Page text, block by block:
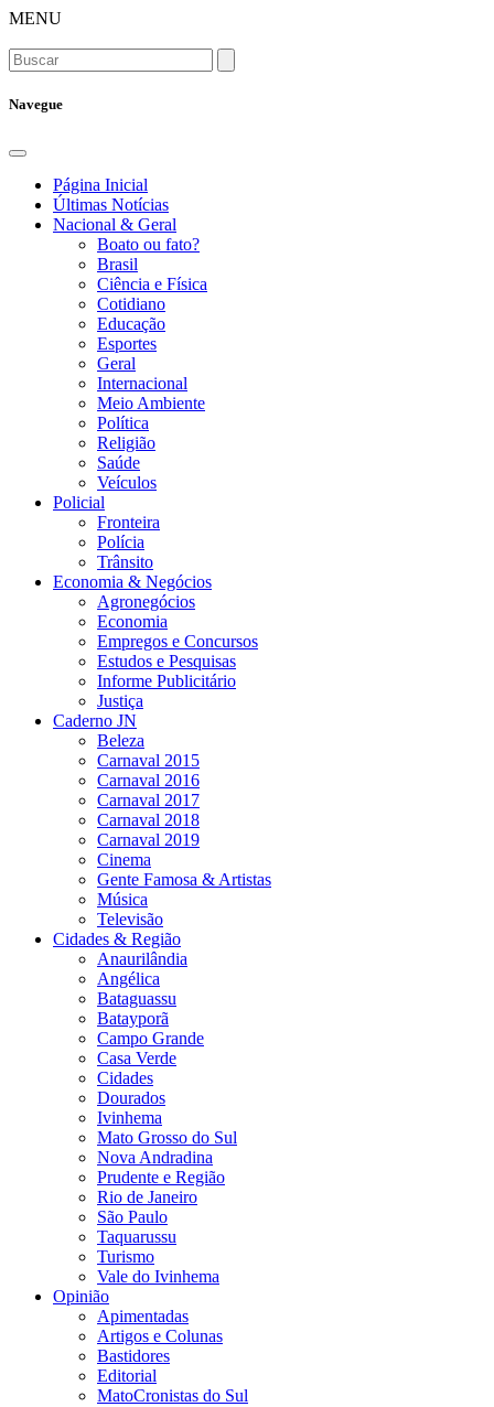
MENU
Navegue
Página Inicial
Últimas Notícias
Nacional & Geral
Boato ou fato?
Brasil
Ciência e Física
Cotidiano
Educação
Esportes
Geral
Internacional
Meio Ambiente
Política
Religião
Saúde
Veículos
Policial
Fronteira
Polícia
Trânsito
Economia & Negócios
Agronegócios
Economia
Empregos e Concursos
Estudos e Pesquisas
Informe Publicitário
Justiça
Caderno JN
Beleza
Carnaval 2015
Carnaval 2016
Carnaval 2017
Carnaval 2018
Carnaval 2019
Cinema
Gente Famosa & Artistas
Música
Televisão
Cidades & Região
Anaurilândia
Angélica
Bataguassu
Batayporã
Campo Grande
Casa Verde
Cidades
Dourados
Ivinhema
Mato Grosso do Sul
Nova Andradina
Prudente e Região
Rio de Janeiro
São Paulo
Taquarussu
Turismo
Vale do Ivinhema
Opinião
Apimentadas
Artigos e Colunas
Bastidores
Editorial
MatoCronistas do Sul